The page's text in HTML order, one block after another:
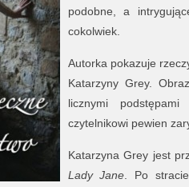
podobne, a
cokolwiek.
Autorka pokazuje
Katarzyny Grey.
licznymi
czytelnikowi pewien
Katarzyna Grey jest
Lady Jane . Po